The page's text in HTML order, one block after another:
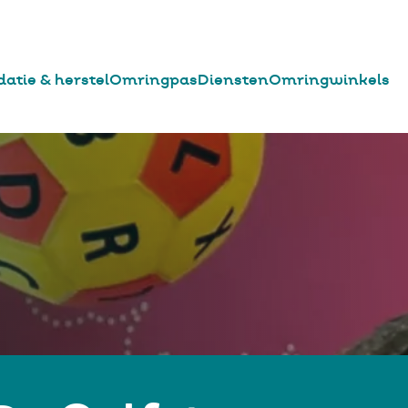
& herstelOmringpasDienstenOmringwinkels